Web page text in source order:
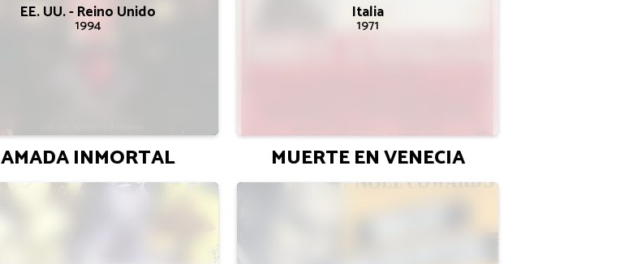
EE. UU. - Reino Unido
1994
AMADA INMORTAL
Italia
1971
MUERTE EN VENECIA